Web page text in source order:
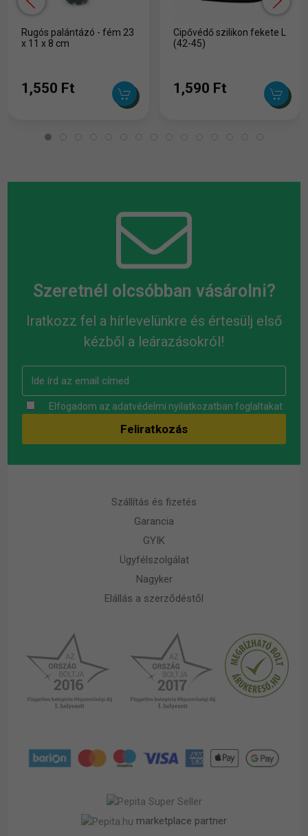
Rugós palántázó - fém 23
x 11 x 8 cm
1,550 Ft
Cipővédő szilikon fekete L
(42-45)
1,590 Ft
Szeretnél olcsóbban vásárolni?
Iratkozz fel a hírlevelünkre és értesülj első
kézből a leárazásokról!
Elfogadom az adatvédelmi nyilatkozatban foglaltakat
Szállítás és fizetés
Garancia
GYIK
Ügyfélszolgálat
Nagyker
Elállás a szerződéstől
marketplace partner